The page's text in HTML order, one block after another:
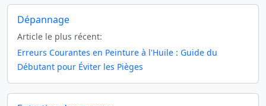
Dépannage
Article le plus récent:
Erreurs Courantes en Peinture à l'Huile : Guide du
Débutant pour Éviter les Pièges